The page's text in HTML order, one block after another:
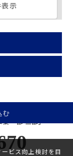
示
一部 二部」
ービス向上検討を目